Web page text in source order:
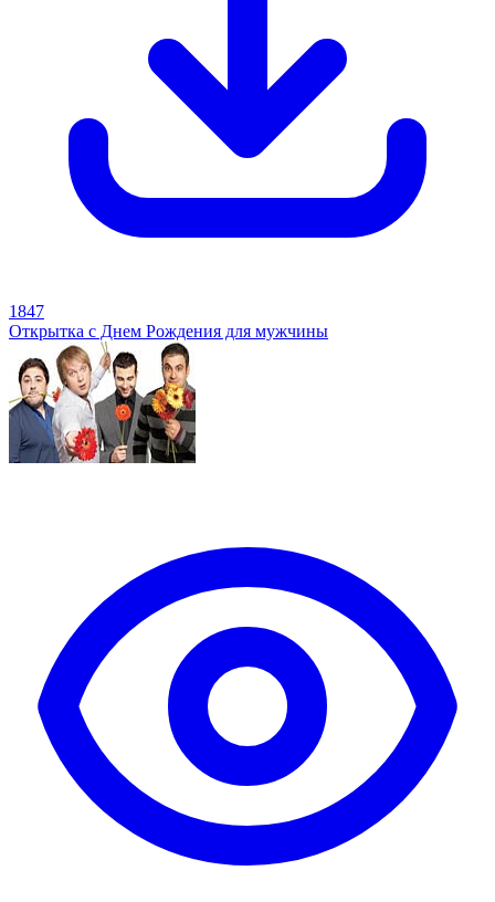
1847
Открытка с Днем Рождения для мужчины